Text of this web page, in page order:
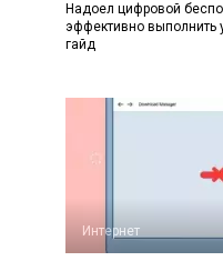
Надоел цифровой
эффективно выполнить
гайд
Интернет